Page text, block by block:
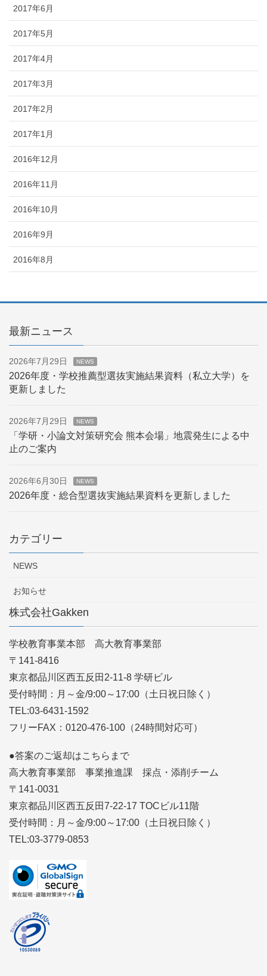
2017年6月
2017年5月
2017年4月
2017年3月
2017年2月
2017年1月
2016年12月
2016年11月
2016年10月
2016年9月
2016年8月
最新ニュース
2026年7月29日 NEWS
2026年度・学校推薦型選抜実施結果資料（私立大学）を
更新しました
2026年7月29日 NEWS
「学研・小論文対策研究会 熊本会場」地震発生による中
止のご案内
2026年6月30日 NEWS
2026年度・総合型選抜実施結果資料を更新しました
カテゴリー
NEWS
お知らせ
株式会社Gakken
学校教育事業本部 高大教育事業部
〒141-8416
東京都品川区西五反田2-11-8 学研ビル
受付時間：月～金/9:00～17:00（土日祝日除く）
TEL:03-6431-1592
フリーFAX：0120-476-100（24時間対応可）
●答案のご返却はこちらまで
高大教育事業部 事業推進課 採点・添削チーム
〒141-0031
東京都品川区西五反田7-22-17 TOCビル11階
受付時間：月～金/9:00～17:00（土日祝日除く）
TEL:03-3779-0853